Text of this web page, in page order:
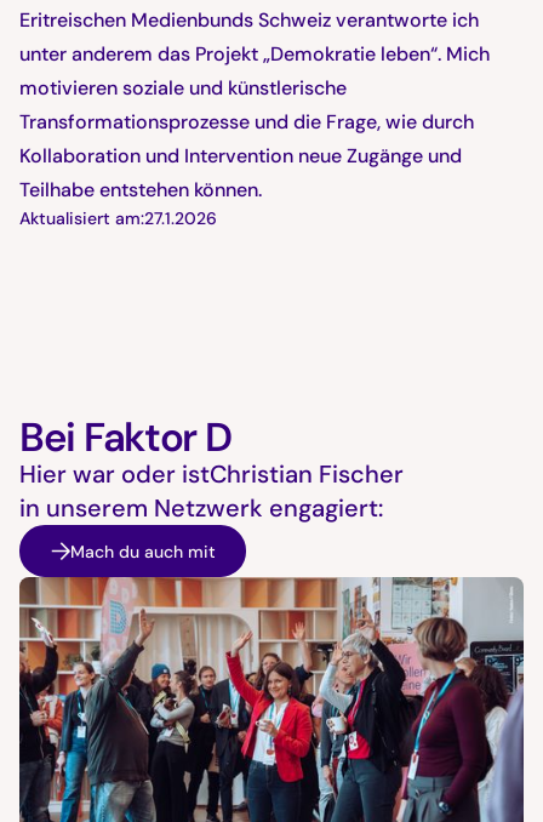
Eritreischen Medienbunds Schweiz verantworte ich
unter anderem das Projekt „Demokratie leben“. Mich
motivieren soziale und künstlerische
Transformationsprozesse und die Frage, wie durch
Kollaboration und Intervention neue Zugänge und
Teilhabe entstehen können.
Aktualisiert am:27.1.2026
Bei Faktor D
Hier war oder istChristian Fischer
in unserem Netzwerk engagiert:
Mach du auch mit